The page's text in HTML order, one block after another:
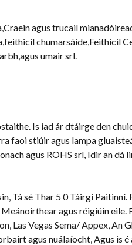
agus trucail
chumarsáide,Feithicil
umair srl.
Is iad ár dtáirge den
faoi stiúir agus lampa
agus ROHS srl, Idir an dá
Tá sé Thar 5 0 Táirgí Paitinní.
agus réigiúin eile.
Las Vegas Sema/ Appex, An
agus nuálaíocht, Agus is